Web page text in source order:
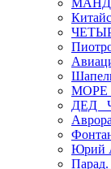
МОРЕ
ДЕД
Аврора
Юрий